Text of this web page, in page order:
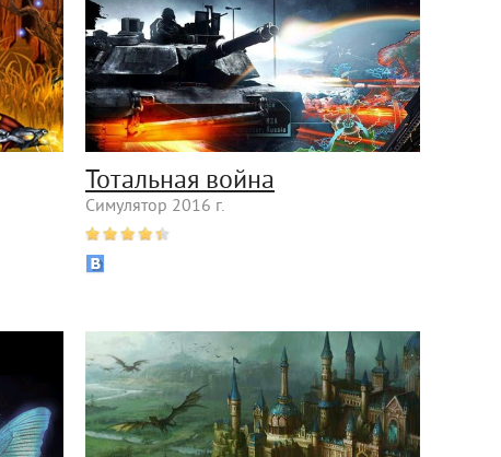
Тотальная война
Симулятор 2016 г.